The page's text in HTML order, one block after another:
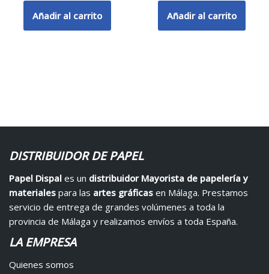
Añadir al carrito Añadir al carrito
DISTRIBUIDOR DE PAPEL
Papel Dispal es un distribuidor Mayorista de papelería y
materiales para las artes gráficas en Málaga. Prestamos
servicio de entrega de grandes volúmenes a toda la
provincia de Málaga y realizamos envíos a toda España.
LA EMPRESA
Quienes somos